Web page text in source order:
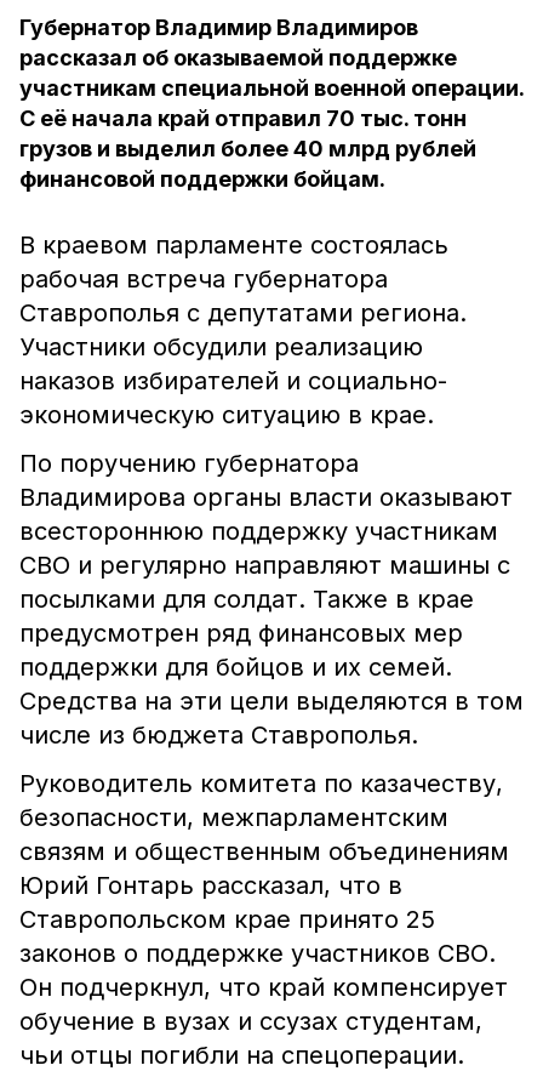
Губернатор Владимир Владимиров
рассказал об оказываемой поддержке
участникам специальной военной операции.
С её начала край отправил 70 тыс. тонн
грузов и выделил более 40 млрд рублей
финансовой поддержки бойцам.
В краевом парламенте состоялась
рабочая встреча губернатора
Ставрополья с депутатами региона.
Участники обсудили реализацию
наказов избирателей и социально-
экономическую ситуацию в крае.
По поручению губернатора
Владимирова органы власти оказывают
всестороннюю поддержку участникам
СВО и регулярно направляют машины с
посылками для солдат. Также в крае
предусмотрен ряд финансовых мер
поддержки для бойцов и их семей.
Средства на эти цели выделяются в том
числе из бюджета Ставрополья.
Руководитель комитета по казачеству,
безопасности, межпарламентским
связям и общественным объединениям
Юрий Гонтарь рассказал, что в
Ставропольском крае принято 25
законов о поддержке участников СВО.
Он подчеркнул, что край компенсирует
обучение в вузах и ссузах студентам,
чьи отцы погибли на спецоперации.